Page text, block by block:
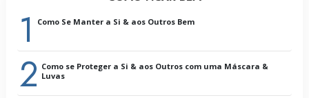
1 Como Se Manter a Si & aos Outros Bem
Porque É Que a Prevenção É Importante
2 Como se Proteger a Si & aos Outros com uma Máscara &
Luvas